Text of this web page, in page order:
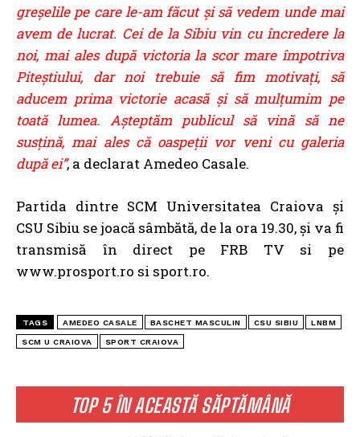
TOP 5 ÎN ACEASTĂ SĂPTĂMÂNĂ
greșelile pe care le-am făcut și să vedem unde mai
avem de lucrat. Cei de la Sibiu vin cu încredere la
noi, mai ales după victoria la scor mare împotriva
Piteștiului, dar noi trebuie să fim motivați, să
aducem prima victorie acasă și să mulțumim pe
toată lumea. Așteptăm publicul să vină să ne
susțină, mai ales că oaspeții vor veni cu galeria
după ei”, a declarat Amedeo Casale.
Partida dintre SCM Universitatea Craiova și
CSU Sibiu se joacă sâmbătă, de la ora 19.30, și va fi
transmisă în direct pe FRB TV si pe
www.prosport.ro si sport.ro.
TAGS AMEDEO CASALE BASCHET MASCULIN CSU SIBIU LNBM
SCM U CRAIOVA SPORT CRAIOVA